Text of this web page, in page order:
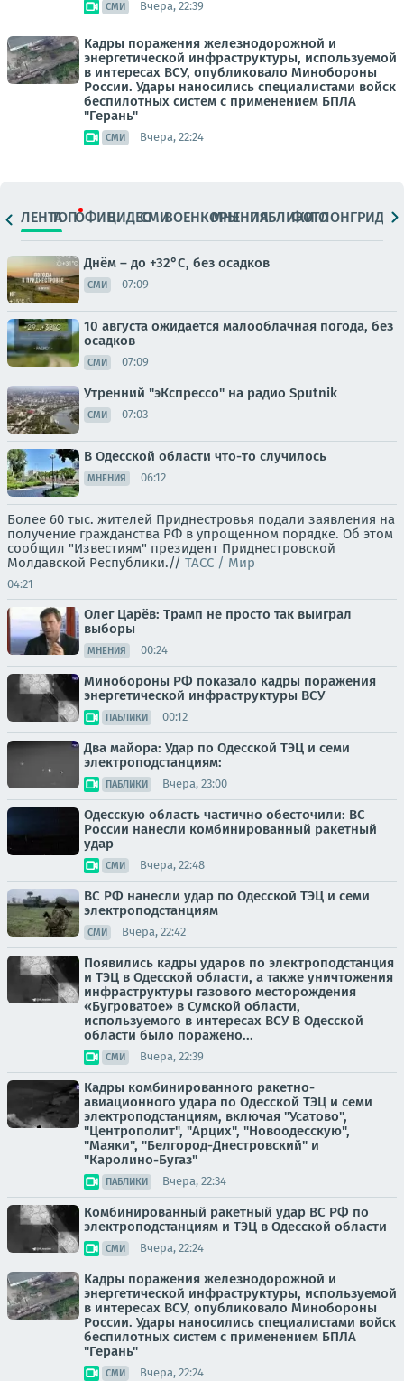
СМИ Вчера, 22:39
Кадры поражения железнодорожной и
энергетической инфраструктуры, используемой
в интересах ВСУ, опубликовало Минобороны
России. Удары наносились специалистами войск
беспилотных систем с применением БПЛА
"Герань"
СМИ Вчера, 22:24
ЛЕНТАТОПОФИЦ.ВИДЕОСМИВОЕНКОРЫМНЕНИЯПАБЛИКИ
ФОТОЛОНГРИДЫ
Днём – до +32°С, без осадков
СМИ 07:09
10 августа ожидается малооблачная погода, без
осадков
СМИ 07:09
Утренний "эКспрессо" на радио Sputnik
СМИ 07:03
В Одесской области что-то случилось
МНЕНИЯ 06:12
Более 60 тыс. жителей Приднестровья подали заявления на
получение гражданства РФ в упрощенном порядке. Об этом
сообщил "Известиям" президент Приднестровской
Молдавской Республики.// ТАСС / Мир
04:21
Олег Царёв: Трамп не просто так выиграл
выборы
МНЕНИЯ 00:24
Минобороны РФ показало кадры поражения
энергетической инфраструктуры ВСУ
ПАБЛИКИ 00:12
Два майора: Удар по Одесской ТЭЦ и семи
электроподстанциям:
ПАБЛИКИ Вчера, 23:00
Одесскую область частично обесточили: ВС
России нанесли комбинированный ракетный
удар
СМИ Вчера, 22:48
ВС РФ нанесли удар по Одесской ТЭЦ и семи
электроподстанциям
СМИ Вчера, 22:42
Появились кадры ударов по электроподстанция
и ТЭЦ в Одесской области, а также уничтожения
инфраструктуры газового месторождения
«Бугроватое» в Сумской области,
используемого в интересах ВСУ В Одесской
области было поражено...
СМИ Вчера, 22:39
Кадры комбинированного ракетно-
авиационного удара по Одесской ТЭЦ и семи
электроподстанциям, включая "Усатово",
"Центрополит", "Арцих", "Новоодесскую",
"Маяки", "Белгород-Днестровский" и
"Каролино-Бугаз"
ПАБЛИКИ Вчера, 22:34
Комбинированный ракетный удар ВС РФ по
электроподстанциям и ТЭЦ в Одесской области
СМИ Вчера, 22:24
Кадры поражения железнодорожной и
энергетической инфраструктуры, используемой
в интересах ВСУ, опубликовало Минобороны
России. Удары наносились специалистами войск
беспилотных систем с применением БПЛА
"Герань"
СМИ Вчера, 22:24